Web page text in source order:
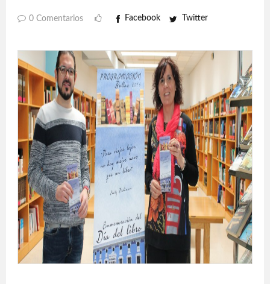
0 Comentarios Facebook Twitter